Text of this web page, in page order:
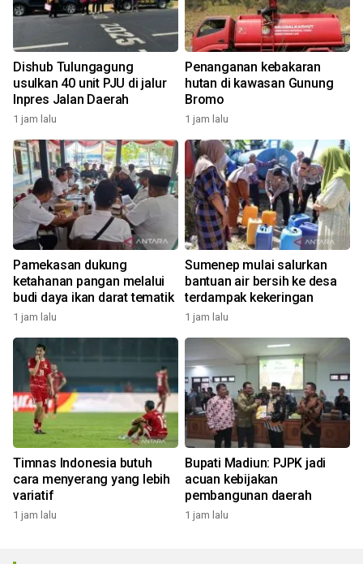
Dishub Tulungagung
usulkan 40 unit PJU di jalur
Inpres Jalan Daerah
1 jam lalu
Penanganan kebakaran
hutan di kawasan Gunung
Bromo
1 jam lalu
Pamekasan dukung
ketahanan pangan melalui
budi daya ikan darat tematik
1 jam lalu
Sumenep mulai salurkan
bantuan air bersih ke desa
terdampak kekeringan
1 jam lalu
Timnas Indonesia butuh
cara menyerang yang lebih
variatif
1 jam lalu
Bupati Madiun: PJPK jadi
acuan kebijakan
pembangunan daerah
1 jam lalu